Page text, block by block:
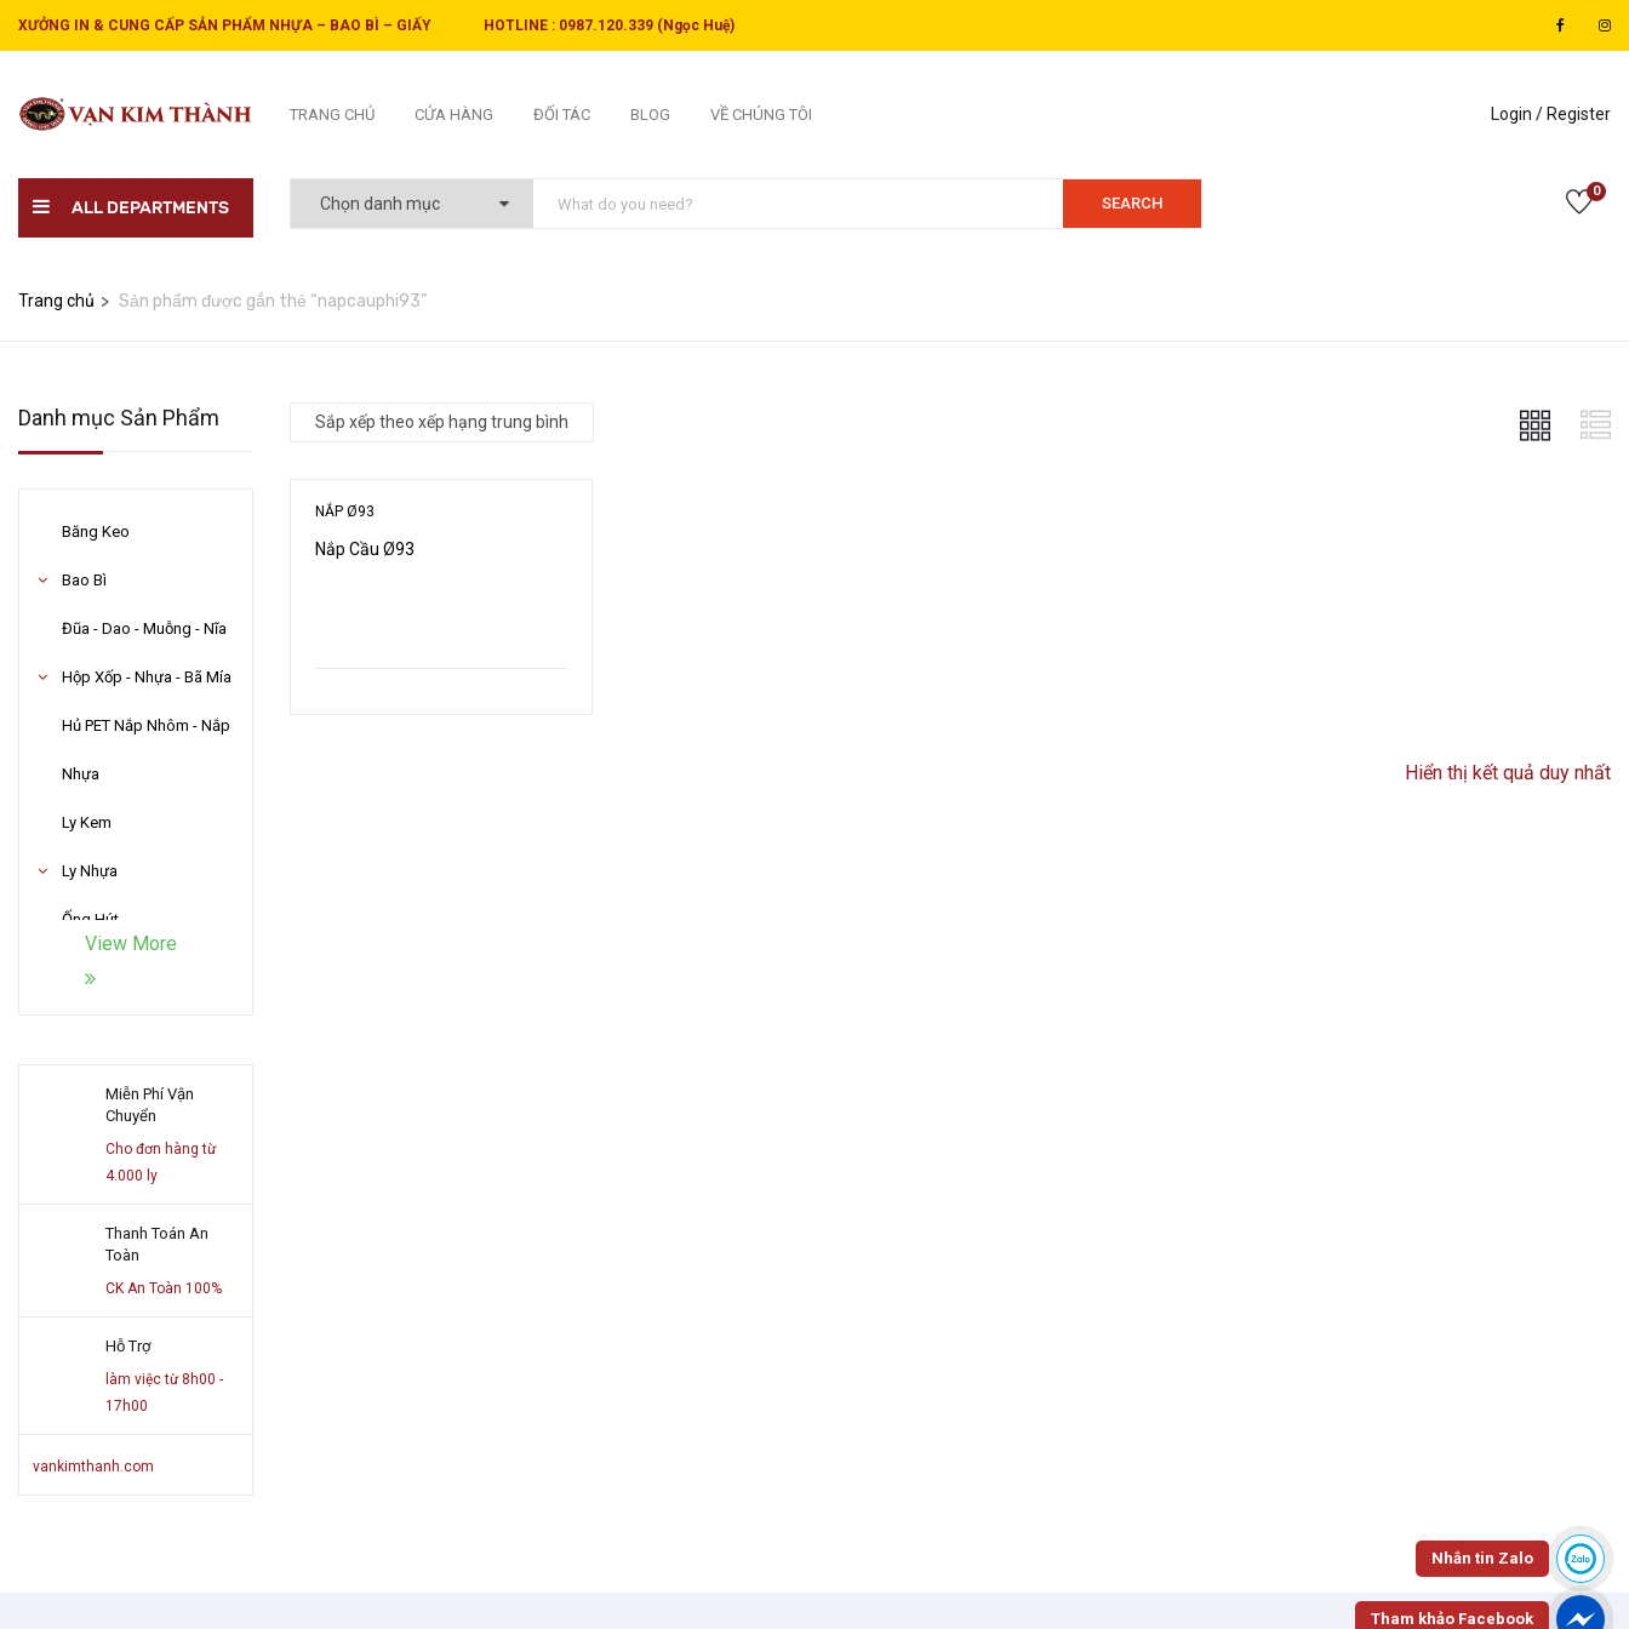
XƯỞNG IN & CUNG CẤP SẢN PHẨM NHỰA – BAO BÌ – GIẤY HOTLINE : 0987.120.339 (Ngọc Huệ)
TRANG CHỦ CỬA HÀNG ĐỐI TÁC BLOG VỀ CHÚNG TÔI Login / Register
ALL DEPARTMENTS SEARCH
0
Trang chủ Sản phẩm được gắn thẻ “napcauphi93”
Danh mục Sản Phẩm
Băng Keo
Bao Bì
Đũa - Dao - Muỗng - Nĩa
Hộp Xốp - Nhựa - Bã Mía
Hủ PET Nắp Nhôm - Nắp
Nhựa
Ly Kem
Ly Nhựa
Ống Hút
View More
Miễn Phí Vận
Chuyển
Cho đơn hàng từ
4.000 ly
Thanh Toán An
Toàn
CK An Toàn 100%
Hỗ Trợ
làm việc từ 8h00 -
17h00
vankimthanh.com
NẮP Ø93
Nắp Cầu Ø93
Hiển thị kết quả duy nhất
Nhắn tin Zalo
Tham khảo Facebook